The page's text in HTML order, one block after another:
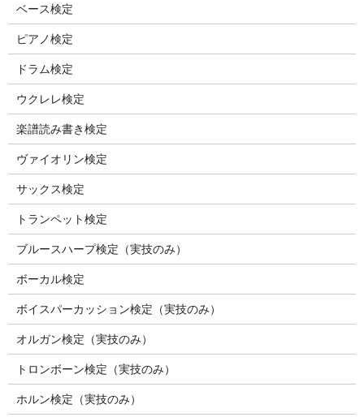
ベース検定
ピアノ検定
ドラム検定
ウクレレ検定
楽譜読み書き検定
ヴァイオリン検定
サックス検定
トランペット検定
ブルースハープ検定（実技のみ）
ボーカル検定
ボイスパーカッション検定（実技のみ）
オルガン検定（実技のみ）
トロンボーン検定（実技のみ）
ホルン検定（実技のみ）